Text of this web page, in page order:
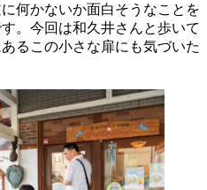
何かないか面白そうなことを
。今回は和久井さんと歩いて
るこの小さな扉にも気づいた